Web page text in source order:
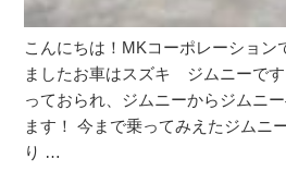
こんにちは！MKコーポレーション
ましたお車はスズキ ジムニーで
っておられ、ジムニーからジムニ
ます！ 今まで乗ってみえたジムニ
り …